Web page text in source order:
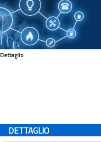
Dettaglio
DETTAGLIO